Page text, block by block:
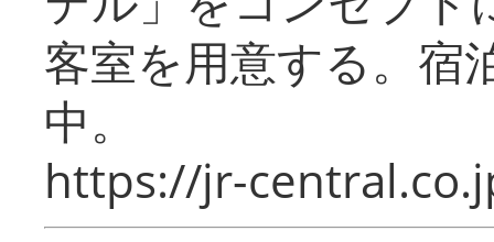
客室を用意する。宿
中。
https://jr-